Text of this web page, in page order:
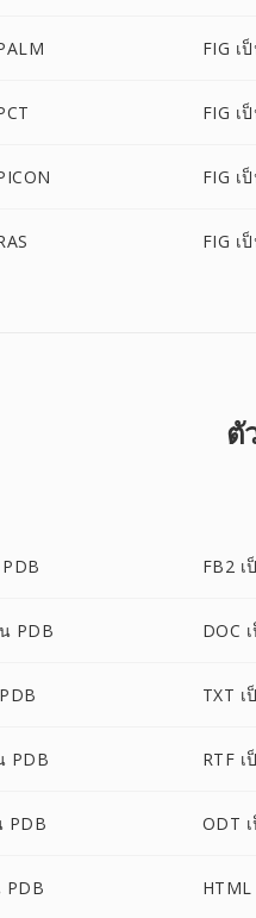
FIG เ
FIG เ
FIG เ
FIG เ
ตั
FB2 เ
PDB DOC
TXT เ
PDB RTF
PDB ODT
PDB